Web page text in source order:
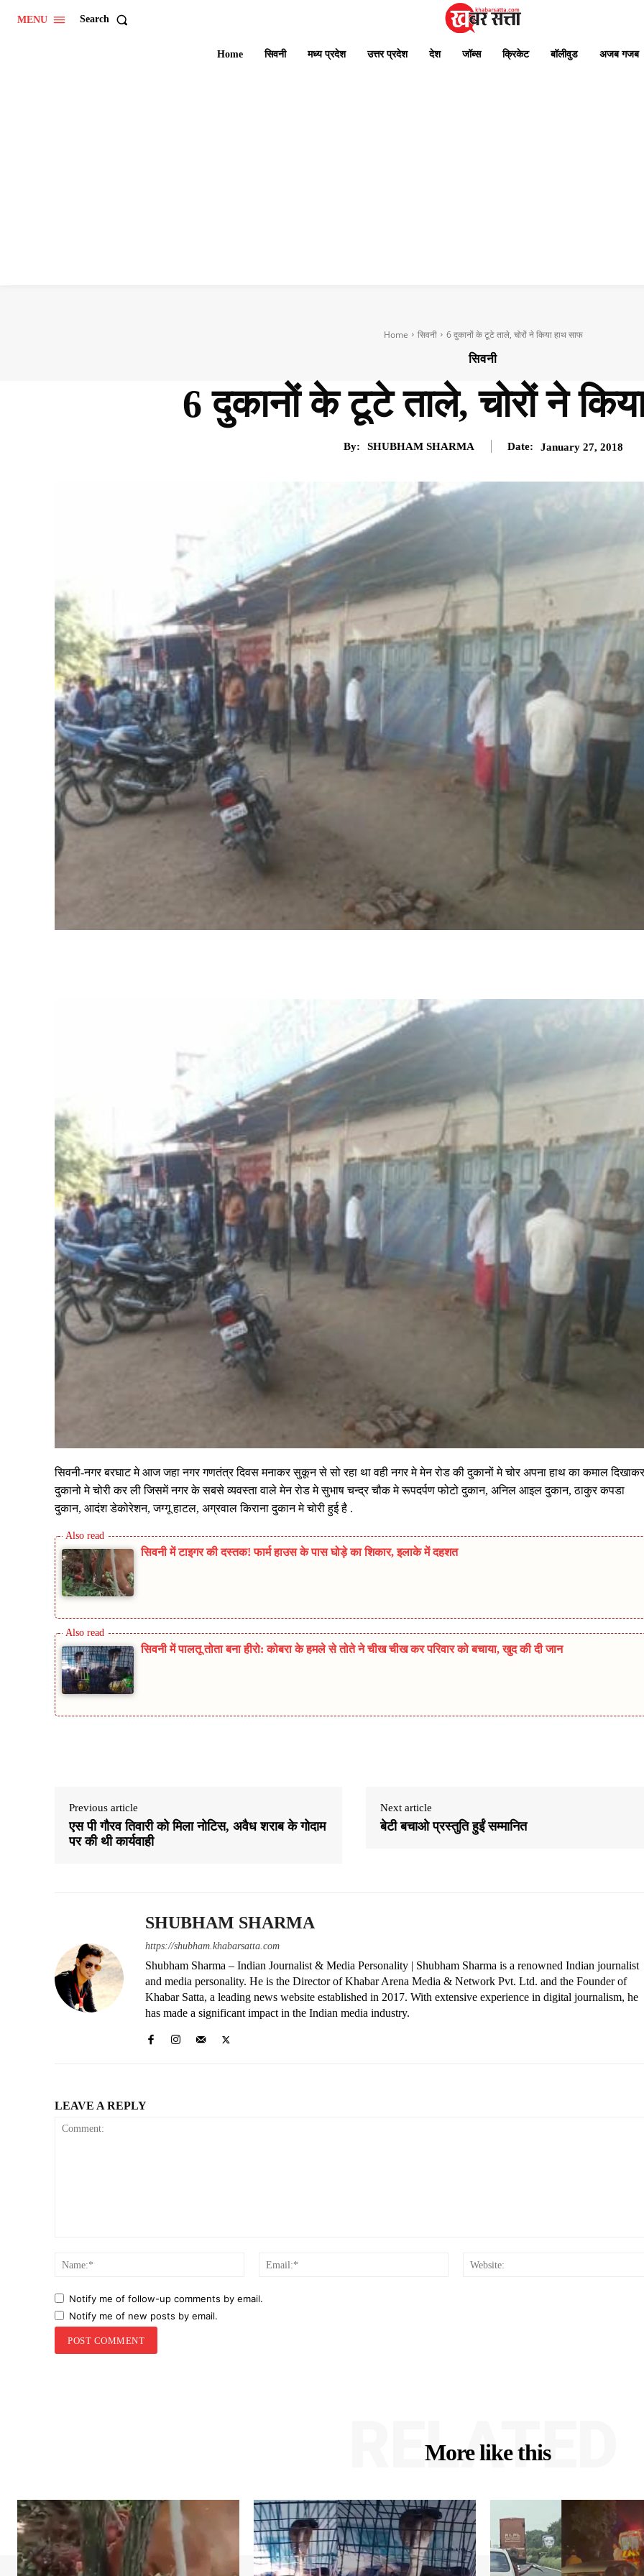
MENU Search
Home सिवनी मध्य प्रदेश उत्तर प्रदेश देश जॉब्स क्रिकेट बॉलीवुड अजब गजब
Home सिवनी 6 दुकानों के टूटे ताले, चोरों ने किया हाथ साफ
सिवनी
6 दुकानों के टूटे ताले, चोरों ने
By: SHUBHAM SHARMA Date: January 27, 2018
सिवनी-नगर बरघाट मे आज जहा नगर गणतंत्र दिवस मनाकर सुकून से सो रहा था वही नगर मे मेन रोड की दुकानों मे चोर अपना हाथ का कमाल दिखाकर
दुकानो मे चोरी कर ली जिसमें नगर के सबसे व्यवस्ता वाले मेन रोड मे सुभाष चन्द्र चौक मे रूपदर्पण फोटो दुकान, अनिल आइल दुकान, ठाकुर कपडा
दुकान, आदंश डेकोरेशन, जग्गू हाटल, अग्रवाल किराना दुकान मे चोरी हुई है .
सिवनी में टाइगर की दस्तक! फार्म हाउस के पास घोड़े का शिकार, इलाके में दहशत
सिवनी में पालतू तोता बना हीरो: कोबरा के हमले से तोते ने चीख चीख कर परिवार को बचाया, खुद की दी जान
Previous article
एस पी गौरव तिवारी को मिला नोटिस, अवैध शराब के गोदाम
पर की थी कार्यवाही
Next article
बेटी बचाओ प्रस्तुति हुईं सम्मानित
SHUBHAM SHARMA
https://shubham.khabarsatta.com
Shubham Sharma – Indian Journalist & Media Personality | Shubham Sharma is a renowned Indian journalist
and media personality. He is the Director of Khabar Arena Media & Network Pvt. Ltd. and the Founder of
Khabar Satta, a leading news website established in 2017. With extensive experience in digital journalism, he
has made a significant impact in the Indian media industry.
LEAVE A REPLY
Name:*
Email:*
Notify me of follow-up comments by email.
Notify me of new posts by email.
More like this
RELATED